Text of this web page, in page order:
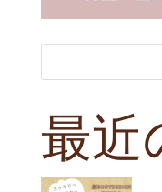
最近